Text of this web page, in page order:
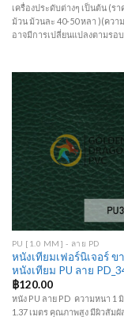
เครื่องประดับต่างๆ เป็นต้น (รา
ม้วน ม้วนละ 40-50 หลา )(ควา
อาจมีการเปลี่ยนแปลงตามรอ
PU [1.0 MM] - ลาย PD
หนังเทียมเฟอร์นิเจอร์ ข
หนังเทียม PU ลาย
฿120.00
หนัง PU ลาย PD ความหนา 1
1.37 เมตร คุณภาพสูง มีผิวสัม